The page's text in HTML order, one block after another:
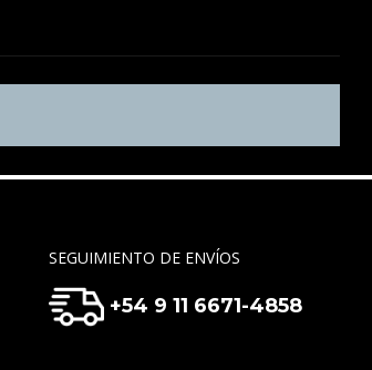
SEGUIMIENTO DE ENVÍOS
+54 9 11 6671-4858